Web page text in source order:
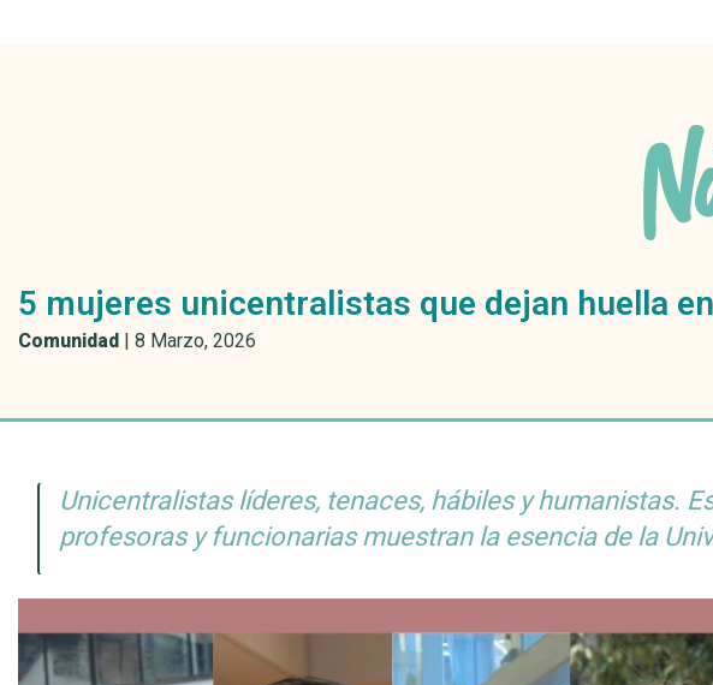
5 mujeres unicentralistas que dejan huella
Comunidad | 8 Marzo, 2026
Unicentralistas líderes, tenaces, hábiles y humanistas.
profesoras y funcionarias muestran la esencia de la